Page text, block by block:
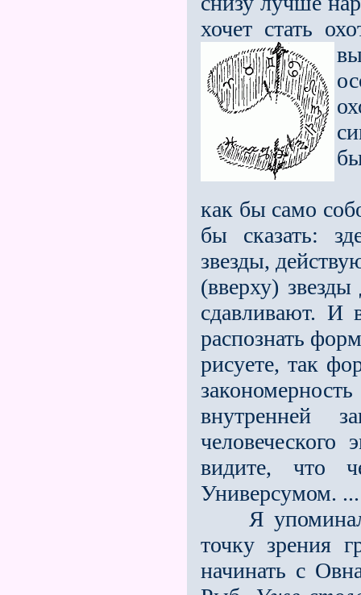
хочет стать
как бы само
бы сказать:
звезды,
(вверху)
сдавливают. И
распознать
рисуете, так
внутренней
человеческого
видите, что
Универсумом. ...
Я упоминал
точку зрения
начинать с